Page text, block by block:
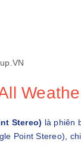
Stereo) là phiên
Point Stereo),